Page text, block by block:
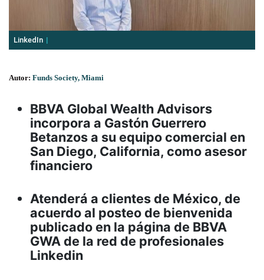
LinkedIn
Autor: Funds Society, Miami
BBVA Global Wealth Advisors
incorpora a Gastón Guerrero
Betanzos a su equipo comercial en
San Diego, California, como asesor
financiero
Atenderá a clientes de México, de
acuerdo al posteo de bienvenida
publicado en la página de BBVA
GWA de la red de profesionales
Linkedin